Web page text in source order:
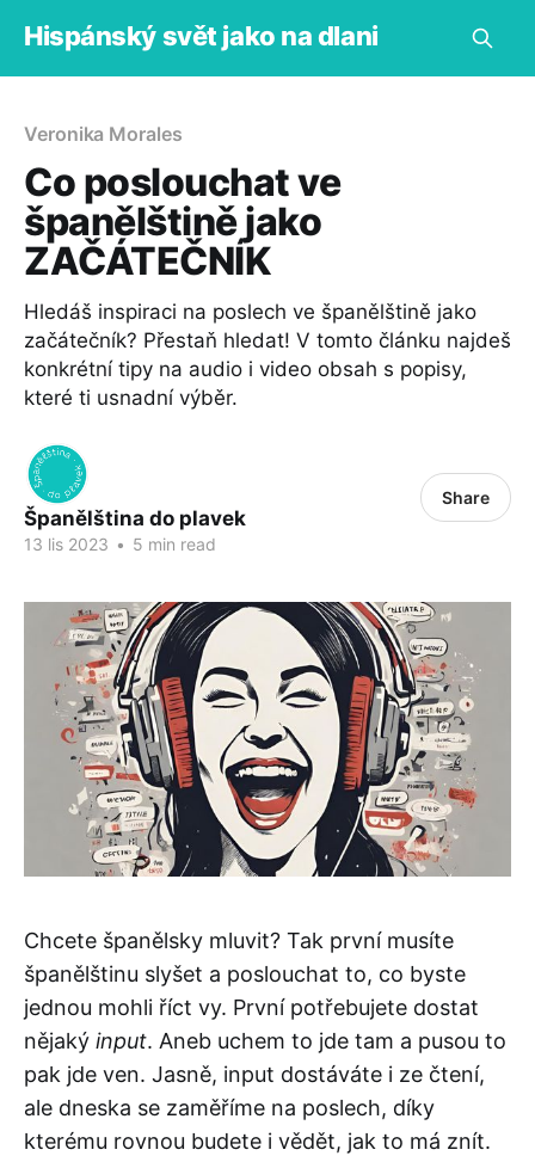
Hispánský svět jako na dlani
Veronika Morales
Co poslouchat ve
španělštině jako
ZAČÁTEČNÍK
Hledáš inspiraci na poslech ve španělštině jako
začátečník? Přestaň hledat! V tomto článku najdeš
konkrétní tipy na audio i video obsah s popisy,
které ti usnadní výběr.
Španělština do plavek
13 lis 2023 • 5 min read
Share
Chcete španělsky mluvit? Tak první musíte
španělštinu slyšet a poslouchat to, co byste
jednou mohli říct vy. První potřebujete dostat
nějaký input. Aneb uchem to jde tam a pusou to
pak jde ven. Jasně, input dostáváte i ze čtení,
ale dneska se zaměříme na poslech, díky
kterému rovnou budete i vědět, jak to má znít.